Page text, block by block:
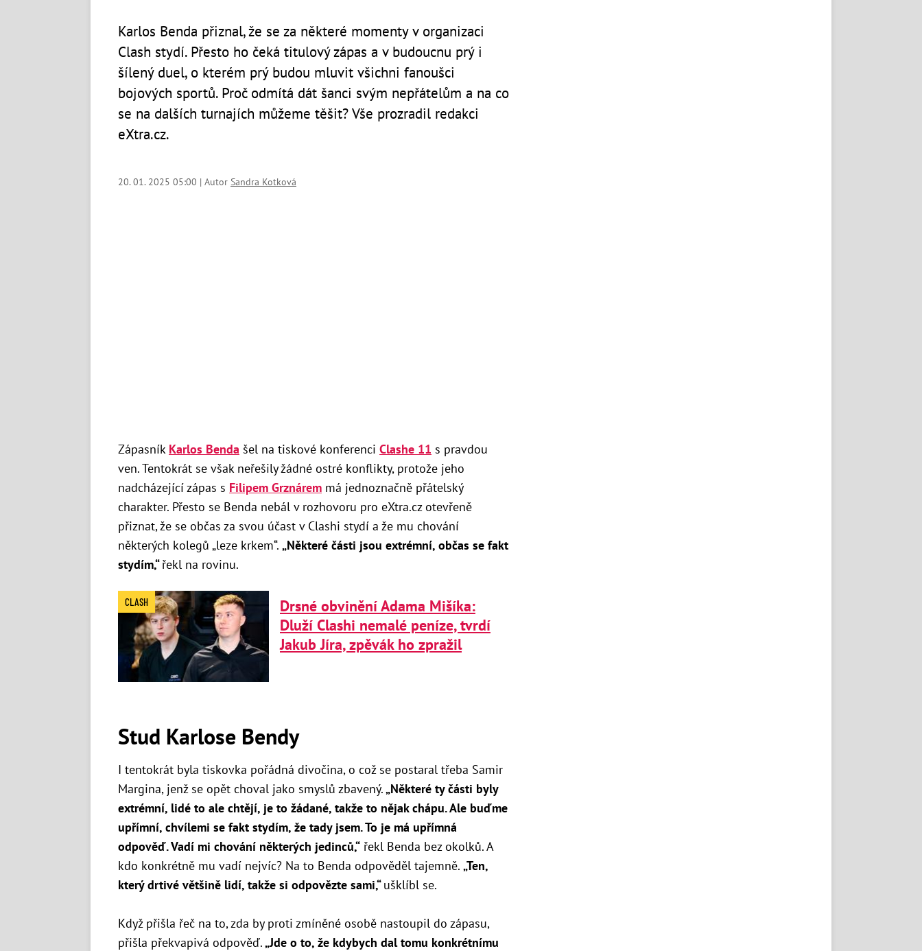
Karlos Benda přiznal, že se za některé momenty v organizaci
Clash stydí. Přesto ho čeká titulový zápas a v budoucnu prý i
šílený duel, o kterém prý budou mluvit všichni fanoušci
bojových sportů. Proč odmítá dát šanci svým nepřátelům a na co
se na dalších turnajích můžeme těšit? Vše prozradil redakci
eXtra.cz.
20. 01. 2025 05:00 | Autor Sandra Kotková
Zápasník Karlos Benda šel na tiskové konferenci Clashe 11 s pravdou
ven. Tentokrát se však neřešily žádné ostré konflikty, protože jeho
nadcházející zápas s Filipem Grznárem má jednoznačně přátelský
charakter. Přesto se Benda nebál v rozhovoru pro eXtra.cz otevřeně
přiznat, že se občas za svou účast v Clashi stydí a že mu chování
některých kolegů „leze krkem“. „Některé části jsou extrémní, občas se fakt
stydím,“řekl na rovinu.
CLASH
Drsné obvinění Adama Mišíka:
Dluží Clashi nemalé peníze, tvrdí
Jakub Jíra, zpěvák ho zpražil
Stud Karlose Bendy
I tentokrát byla tiskovka pořádná divočina, o což se postaral třeba Samir
Margina, jenž se opět choval jako smyslů zbavený.„Některé ty části byly
extrémní, lidé to ale chtějí, je to žádané, takže to nějak chápu. Ale buďme
upřímní, chvílemi se fakt stydím, že tady jsem. To je má upřímná
odpověď. Vadí mi chování některých jedinců,“ řekl Benda bez okolků. A
kdo konkrétně mu vadí nejvíc? Na to Benda odpověděl tajemně. „Ten,
který drtivé většině lidí, takže si odpovězte sami,“ušklíbl se.
Když přišla řeč na to, zda by proti zmíněné osobě nastoupil do zápasu,
přišla překvapivá odpověď.„Jde o to, že kdybych dal tomu konkrétnímu